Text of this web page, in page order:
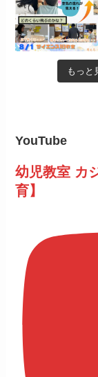
もっと
YouTube
幼児教室 カ
育】